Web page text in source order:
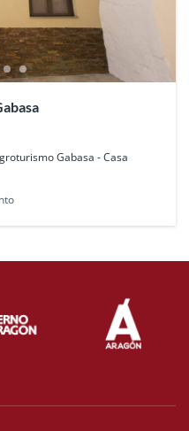
Gabasa - Casa